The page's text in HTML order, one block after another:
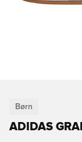
Børn
ADIDAS